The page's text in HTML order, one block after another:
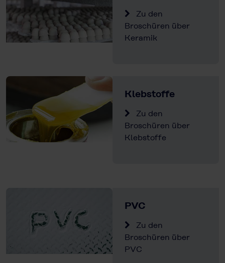
Zu den
Broschüren über
Keramik
Klebstoffe
Zu den
Broschüren über
Klebstoffe
PVC
Zu den
Broschüren über
PVC